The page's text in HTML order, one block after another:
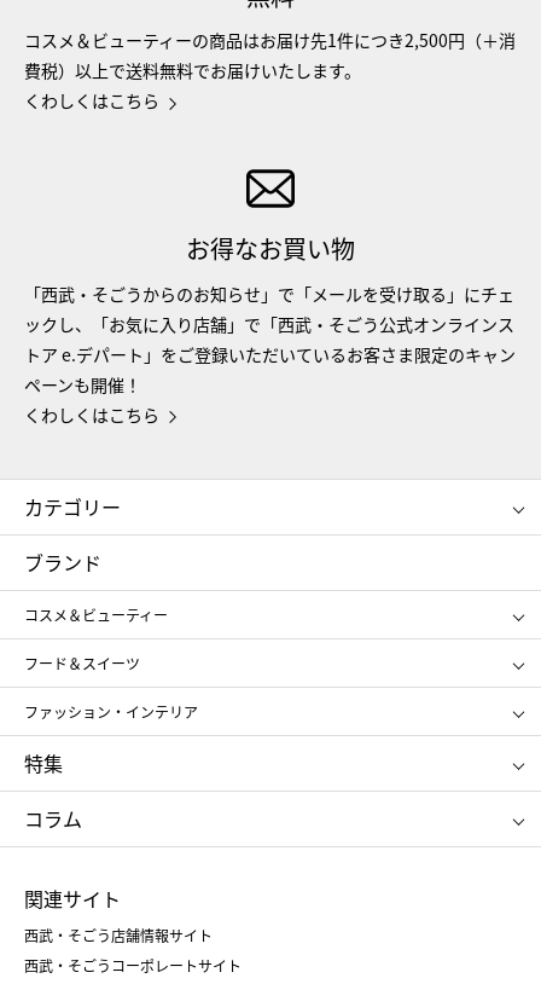
コスメ＆ビューティーの商品はお届け先1件につき2,500円（＋消
費税）以上で送料無料でお届けいたします。
くわしくはこちら
お得なお買い物
「西武・そごうからのお知らせ」で「メールを受け取る」にチェ
ックし、「お気に入り店舗」で「西武・そごう公式オンラインス
トア e.デパート」をご登録いただいているお客さま限定のキャン
ペーンも開催！
くわしくはこちら
カテゴリー
コスメ＆ビューティー
ギフト
レディース
メンズ
スポーツ・アウトドア
お中元
お歳暮
ブランド
コスメ＆ビューティー
SHISEIDO
ポール&ジョー ボーテ
ジルスチュアート
NARS
RMK
クリニーク
SK-Ⅱ
フード＆スイーツ
アンリ・シャルパンティエ
ゴディバ
新宿高野
たねや
ねんりん家
ファッション・インテリア
ポロ ラルフ ローレン
タケオ キクチ
ママ＆キッズ
シュタイフ
特集
お中元
ひな人形
五月人形
父の日
クリスマスケーキ
コラム
菓子折り
和菓子
人気のギフト
関連サイト
西武・そごう店舗情報サイト
西武・そごうコーポレートサイト